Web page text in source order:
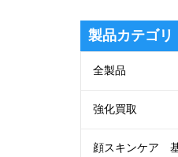
製品カテゴリ
全製品
強化買取
顔スキンケア